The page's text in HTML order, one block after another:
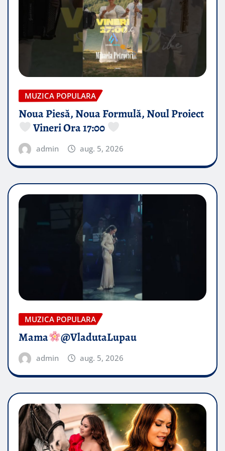
MUZICA POPULARA
Noua Piesă, Noua Formulă, Noul Proiect
Vineri Ora 17:00
admin aug. 5, 2026
MUZICA POPULARA
Mama @VladutaLupau
admin aug. 5, 2026